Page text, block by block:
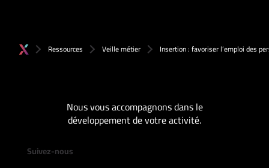
Ressources Veille métier Insertion : favoriser l’emploi des
Nous vous accompagnons dans le
développement de votre activité.
Suivez-nous